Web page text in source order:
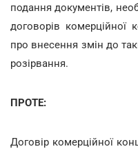
подання документів,
договорів комерційної
про внесення змін до
розірвання.
ПРОТЕ:
Договір комерційної